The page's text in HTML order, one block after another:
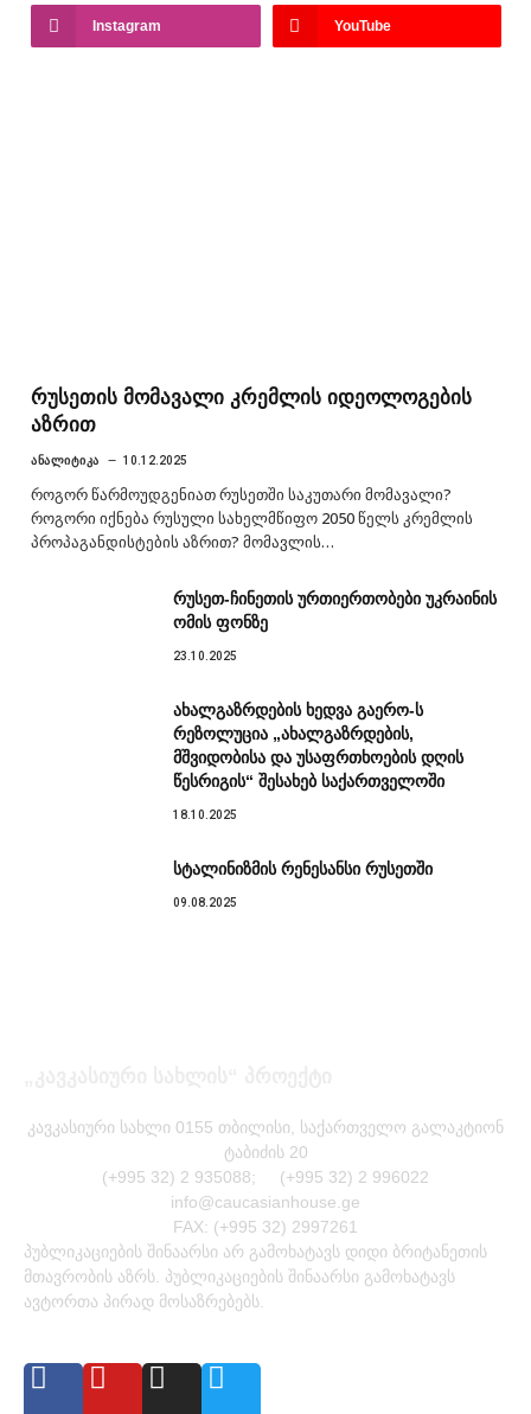
Instagram YouTube
რუსეთის მომავალი კრემლის იდეოლოგების
აზრით
ᲐᲜᲐᲚᲘᲢᲘᲙᲐ 10.12.2025
როგორ წარმოუდგენიათ რუსეთში საკუთარი მომავალი?
როგორი იქნება რუსული სახელმწიფო 2050 წელს კრემლის
პროპაგანდისტების აზრით? მომავლის…
რუსეთ-ჩინეთის ურთიერთობები უკრაინის
ომის ფონზე
23.10.2025
ახალგაზრდების ხედვა გაერო-ს
რეზოლუცია „ახალგაზრდების,
მშვიდობისა და უსაფრთხოების დღის
წესრიგის“ შესახებ საქართველოში
18.10.2025
სტალინიზმის რენესანსი რუსეთში
09.08.2025
კავკასიური სახლი 0155 თბილისი, საქართველო გალაკტიონ
ტაბიძის 20
(+995 32) 2 935088; (+995 32) 2 996022
info@caucasianhouse.ge
FAX: (+995 32) 2997261
პუბლიკაციების შინაარსი არ გამოხატავს დიდი ბრიტანეთის
მთავრობის აზრს. პუბლიკაციების შინაარსი გამოხატავს
ავტორთა პირად მოსაზრებებს.